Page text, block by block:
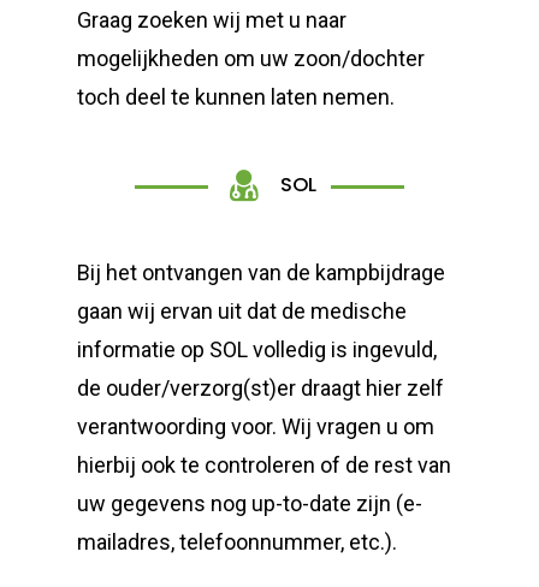
Graag zoeken wij met u naar
mogelijkheden om uw zoon/dochter
toch deel te kunnen laten nemen.
SOL
Bij het ontvangen van de kampbijdrage
gaan wij ervan uit dat de medische
informatie op SOL volledig is ingevuld,
de ouder/verzorg(st)er draagt hier zelf
verantwoording voor. Wij vragen u om
hierbij ook te controleren of de rest van
uw gegevens nog up-to-date zijn (e-
mailadres, telefoonnummer, etc.).